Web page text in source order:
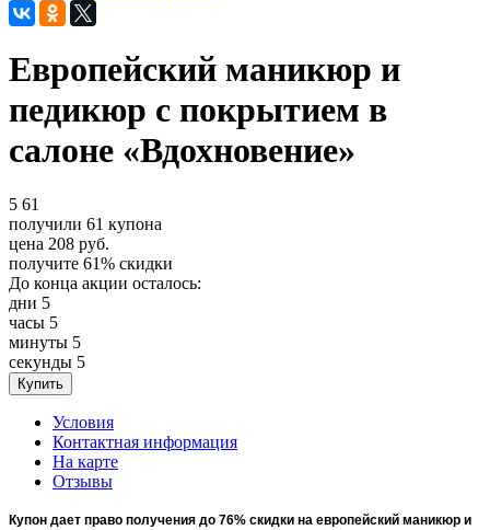
Европейский маникюр и
педикюр с покрытием в
салоне «Вдохновение»
5 61
получили 61 купона
цена 208 руб.
получите 61% скидки
До конца акции осталось:
дни 5
часы 5
минуты 5
секунды 5
Условия
Контактная информация
На карте
Отзывы
Купон дает право получения до 76% скидки на европейский маникюр и